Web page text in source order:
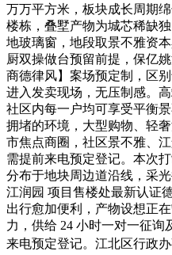
万万平方米，板块成长周期
楼栋，叠墅产物为城芯稀缺
地玻璃窗，地段取景不雅资
厨双操做台预留前提，保亿
商德律风】案场预定制，区
进入发卖现场，无压制感。
社区内每一户均可享受平衡
拥堵的环境，大型购物、轻
市焦点商圈，社区景不雅、
需提前来电预定登记。本次
分布于地块周边道沿线，采
江润园 项目售楼处最新认证
出行愈加便利，产物设想正
力，供给 24 小时一对一征
来电预定登记。江北区行政